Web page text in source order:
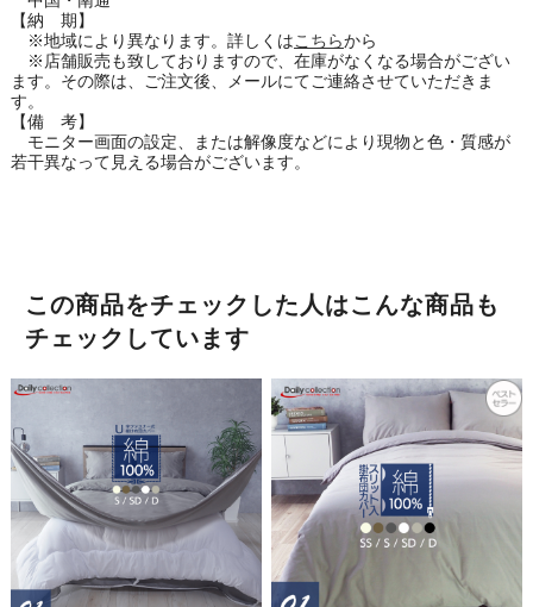
【納 期】
※地域により異なります。詳しくはこちらから
※店舗販売も致しておりますので、在庫がなくなる場合がござい
ます。その際は、ご注文後、メールにてご連絡させていただきま
す。
【備 考】
モニター画面の設定、または解像度などにより現物と色・質感が
若干異なって見える場合がございます。
この商品をチェックした人はこんな商品も
チェックしています